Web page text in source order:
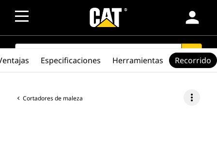
person
SEARCH search
Cortadores de maleza more_vert
Especificaciones Herramientas Recorrido